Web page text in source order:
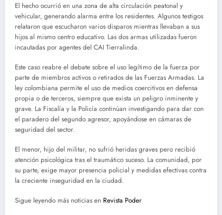
El hecho ocurrió en una zona de alta circulación peatonal y
vehicular, generando alarma entre los residentes. Algunos testigos
relataron que escucharon varios disparos mientras llevaban a sus
hijos al mismo centro educativo. Las dos armas utilizadas fueron
incautadas por agentes del CAI Tierralinda.
Este caso reabre el debate sobre el uso legítimo de la fuerza por
parte de miembros activos o retirados de las Fuerzas Armadas. La
ley colombiana permite el uso de medios coercitivos en defensa
propia o de terceros, siempre que exista un peligro inminente y
grave. La Fiscalía y la Policía continúan investigando para dar con
el paradero del segundo agresor, apoyándose en cámaras de
seguridad del sector.
El menor, hijo del militar, no sufrió heridas graves pero recibió
atención psicológica tras el traumático suceso. La comunidad, por
su parte, exige mayor presencia policial y medidas efectivas contra
la creciente inseguridad en la ciudad.
Sigue leyendo más noticias en Revista Poder